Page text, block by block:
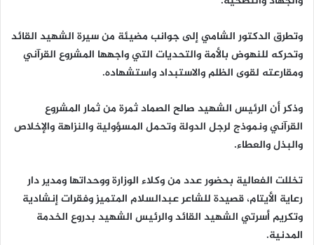
وتطرق الدكتور الشامي إلى جوانب مضيئة من سيرة الشهيد القائد
وتحركه للنهوض بالأمة والتحديات التي واجهها المشروع القرآني
ومقارعته لقوى الظلم والاستبداد واستشهاده.
وذكر أن الرئيس الشهيد صالح الصماد ثمرة من ثمار المشروع
القرآني ونموذج لرجل الدولة وتحمل المسؤولية والنزاهة والإخلاص
والبذل والعطاء.
تخللت الفعالية بحضور عدد من وكلاء الوزارة ووحداتها ومدير دار
رعاية الأيتام، قصيدة للشاعر عبدالسلام المتميز وفقرات إنشادية
وتكريم أسرتي الشهيد القائد والرئيس الشهيد بدروع الخدمة
المدنية.